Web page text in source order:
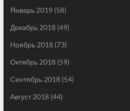
Январь 2019(58)
Декабрь 2018(49)
Ноябрь 2018(73)
Октябрь 2018(59)
Сентябрь 2018(54)
Август 2018(44)